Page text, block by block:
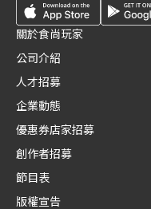
關於食尚玩家
公司介紹
人才招募
企業動態
優惠券店家招募
創作者招募
節目表
版權宣告